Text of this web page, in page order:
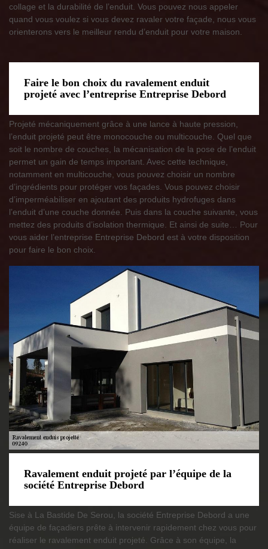
collage et la durabilité de l’enduit. Vous pouvez nous appeler
quand vous voulez si vous devez ravaler votre façade, nous vous
orienterons vers le meilleur rendu d’enduit pour votre maison.
Faire le bon choix du ravalement enduit
projeté avec l’entreprise Entreprise Debord
Projeté mécaniquement grâce à une lance à haute pression,
l’enduit projeté peut être monocouche ou multicouche. Quel que
soit le nombre de couches, la mécanisation de la pose de l’enduit
permet un gain de temps important. Avec cette technique,
notamment en multicouche, vous pouvez choisir un nombre
d’ingrédients pour protéger vos façades. Vous pouvez choisir
d’imperméabiliser en ajoutant des produits hydrofuges dans
l’enduit d’une couche donnée. Puis dans la couche suivante, vous
mettez des produits d’isolation thermique. Et ainsi de suite… Pour
vous aider l’entreprise Entreprise Debord est à votre disposition
pour faire le bon choix.
Ravalement enduit projeté par l’équipe de la
société Entreprise Debord
Sise à La Bastide De Serou, la société Entreprise Debord a une
équipe de façadiers prête à intervenir rapidement chez vous pour
réaliser le ravalement enduit projeté. Grâce à son équipe, la